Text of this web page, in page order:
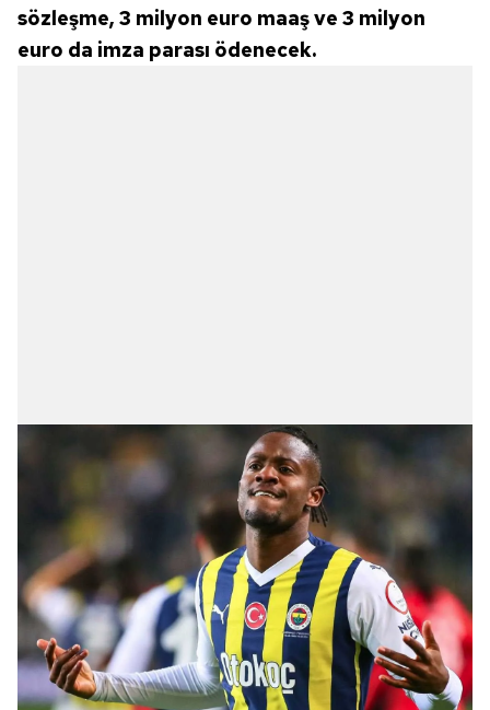
sözleşme, 3 milyon euro maaş ve 3 milyon
euro da imza parası ödenecek.